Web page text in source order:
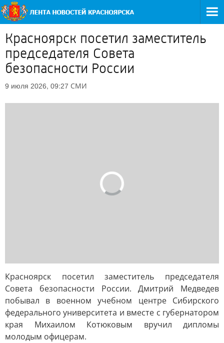
Красноярск посетил заместитель
председателя Совета
безопасности России
9 июля 2026, 09:27 СМИ
Красноярск посетил заместитель председателя
Совета безопасности России. Дмитрий Медведев
побывал в военном учебном центре Сибирского
федерального университета и вместе с губернатором
края Михаилом Котюковым вручил дипломы
молодым офицерам.